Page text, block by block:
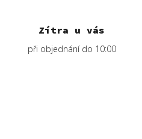
Zítra u vás
při objednání do 10:00